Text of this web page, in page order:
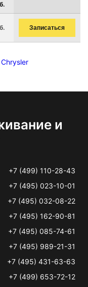
Записаться
и
+7 (499) 110-28-43
+7 (495) 023-10-01
+7 (495) 032-08-22
+7 (495) 162-90-81
+7 (495) 085-74-61
+7 (495) 989-21-31
+7 (495) 431-63-63
+7 (499) 653-72-12